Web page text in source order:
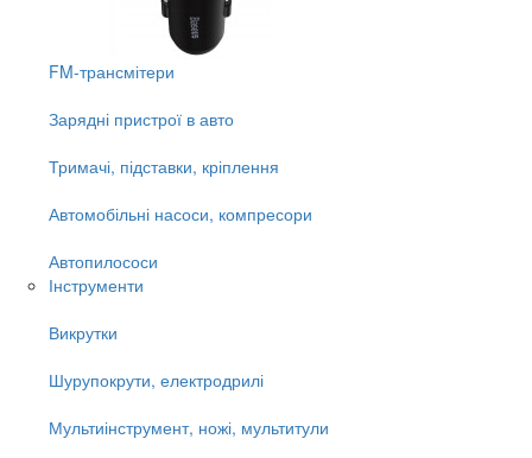
FM-трансмітери
Зарядні пристрої в авто
Тримачі, підставки, кріплення
Автомобільні насоси, компресори
Автопилососи
Інструменти
Викрутки
Шурупокрути, електродрилі
Мультиінструмент, ножі, мультитули